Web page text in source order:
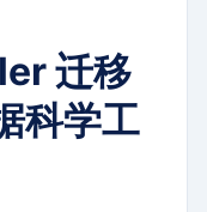
迁移
科学工